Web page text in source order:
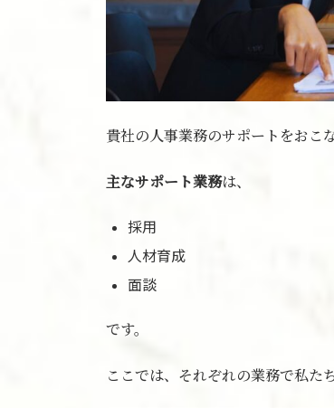
貴社の人事業務のサポートをおこな
主なサポート業務は、
採用
人材育成
面談
です。
ここでは、それぞれの業務で私た